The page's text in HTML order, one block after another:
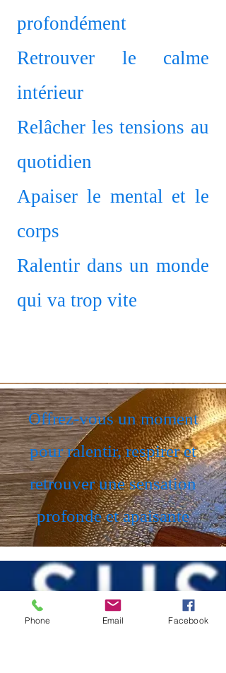
profondément
Retrouver le calme
intérieur
Relâcher les tensions au
quotidien
Apaiser le mental et le
corps
Ralentir dans un monde
qui va trop vite
Offrez-vous un moment
pour ralentir, respirer et
retrouver une sensation
profonde et apaisante
Phone Email Facebook